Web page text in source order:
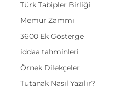
Türk Tabipler Birliği
Memur Zammı
3600 Ek Gösterge
iddaa tahminleri
Örnek Dilekçeler
Tutanak Nasıl Yazılır?